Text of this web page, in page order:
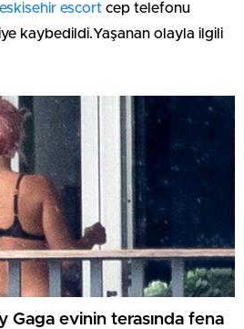
eskisehir escort cep telefonu
kaybedildi.Yaşanan olayla ilgili
Gaga evinin terasında fena